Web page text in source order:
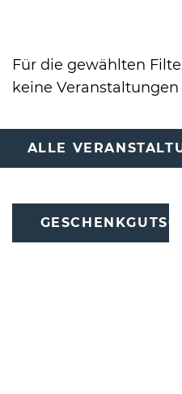
Für die gewählten
keine
ALLE